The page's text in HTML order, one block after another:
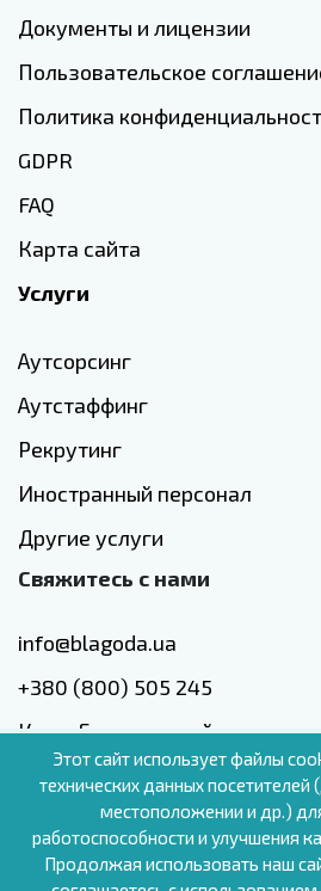
Документы и лицензии
Пользовательское
Политика
GDPR
FAQ
Карта сайта
Услуги
Аутсорсинг
Аутстаффинг
Рекрутинг
Иностранный персонал
Другие услуги
Свяжитесь с нами
info@blagoda.ua
+380 (800) 505 245
Киев, Голосеевский проспект,
RU
Этот сайт использует файлы
технических данных
местоположении и др.)
работоспособности и улучшения
Продолжая использовать наш